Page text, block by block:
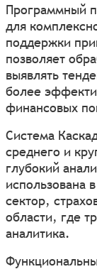
Программный
для
поддержки
позволяет
выявлять
более
финансовых
Система
среднего и
глубокий
использована
сектор,
области, где
аналитика.